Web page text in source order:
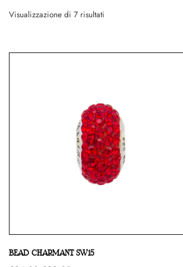
Visualizzazione di 7 risultati
BEAD CHARMANT SW15